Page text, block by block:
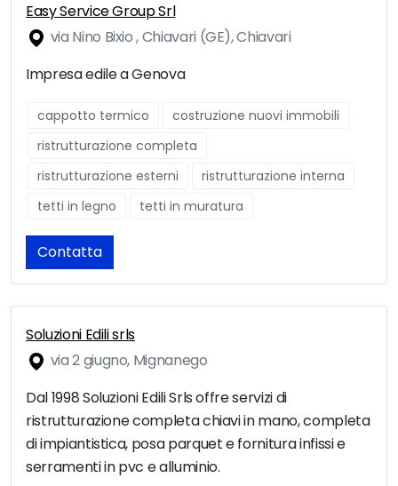
Easy Service Group Srl
via Nino Bixio , Chiavari (GE), Chiavari
Impresa edile a Genova
cappotto termico
costruzione nuovi immobili
ristrutturazione completa
ristrutturazione esterni
ristrutturazione interna
tetti in legno
tetti in muratura
Contatta
Soluzioni Edili srls
via 2 giugno, Mignanego
Dal 1998 Soluzioni Edili Srls offre servizi di
ristrutturazione completa chiavi in mano, completa
di impiantistica, posa parquet e fornitura infissi e
serramenti in pvc e alluminio.